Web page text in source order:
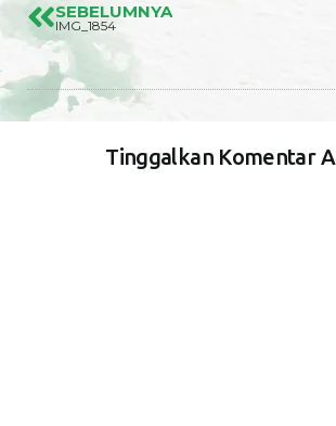
SEBELUMNYA
IMG_1854
Tinggalkan Komentar